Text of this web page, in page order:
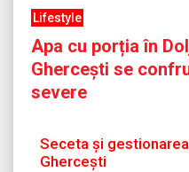
Lifestyle
Apa cu porția în
Ghercești se
severe
Seceta și
Ghercești